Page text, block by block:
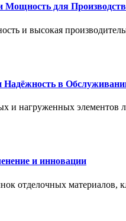
Мощность для
и высокая
Надёжность в
и нагруженных
и инновации
отделочных